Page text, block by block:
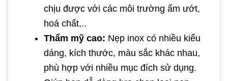
chịu được với các môi trường ẩm ướt,
hoá chất,..
Thẩm mỹ cao: Nẹp inox có nhiều kiểu
dáng, kích thước, màu sắc khác nhau,
phù hợp với nhiều mục đích sử dụng.